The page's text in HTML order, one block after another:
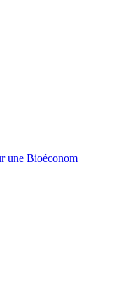
une Bioéconom